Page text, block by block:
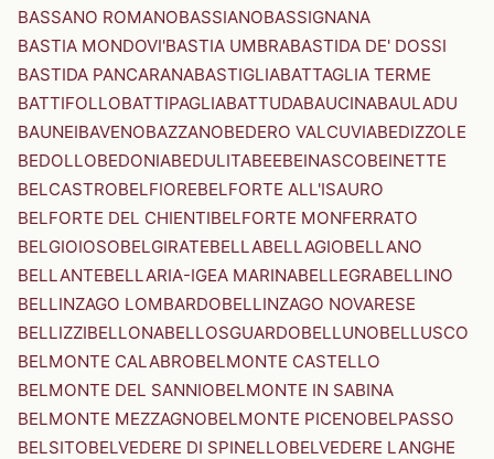
BASSANO ROMANOBASSIANOBASSIGNANA
BASTIA MONDOVI'BASTIA UMBRABASTIDA DE' DOSSI
BASTIDA PANCARANABASTIGLIABATTAGLIA TERME
BATTIFOLLOBATTIPAGLIABATTUDABAUCINABAULADU
BAUNEIBAVENOBAZZANOBEDERO VALCUVIABEDIZZOLE
BEDOLLOBEDONIABEDULITABEEBEINASCOBEINETTE
BELCASTROBELFIOREBELFORTE ALL'ISAURO
BELFORTE DEL CHIENTIBELFORTE MONFERRATO
BELGIOIOSOBELGIRATEBELLABELLAGIOBELLANO
BELLANTEBELLARIA-IGEA MARINABELLEGRABELLINO
BELLINZAGO LOMBARDOBELLINZAGO NOVARESE
BELLIZZIBELLONABELLOSGUARDOBELLUNOBELLUSCO
BELMONTE CALABROBELMONTE CASTELLO
BELMONTE DEL SANNIOBELMONTE IN SABINA
BELMONTE MEZZAGNOBELMONTE PICENOBELPASSO
BELSITOBELVEDERE DI SPINELLOBELVEDERE LANGHE